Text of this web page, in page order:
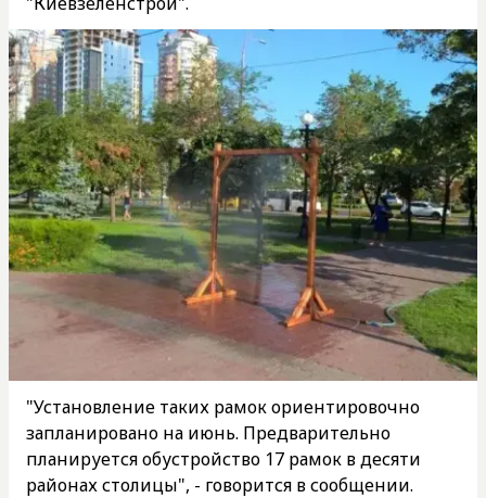
"Установление таких рамок ориентировочно
запланировано на июнь. Предварительно
планируется обустройство 17 рамок в десяти
районах столицы", - говорится в сообщении.